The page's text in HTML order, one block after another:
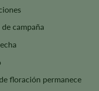
campaña
floración permanece